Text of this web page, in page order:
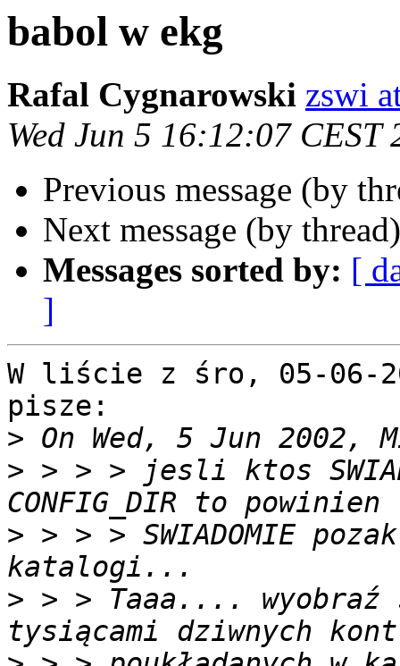
babol w ekg
Rafal Cygnarowski zswi
Wed Jun 5 16:12:07 CEST
Previous message (by
Next message (by
Messages sorted by: [
]
W liście z śro, 05-06-
pisze:
>
> > > > jesli ktos
> > > > SWIADOMIE
> > > Taaa.... wyobraź